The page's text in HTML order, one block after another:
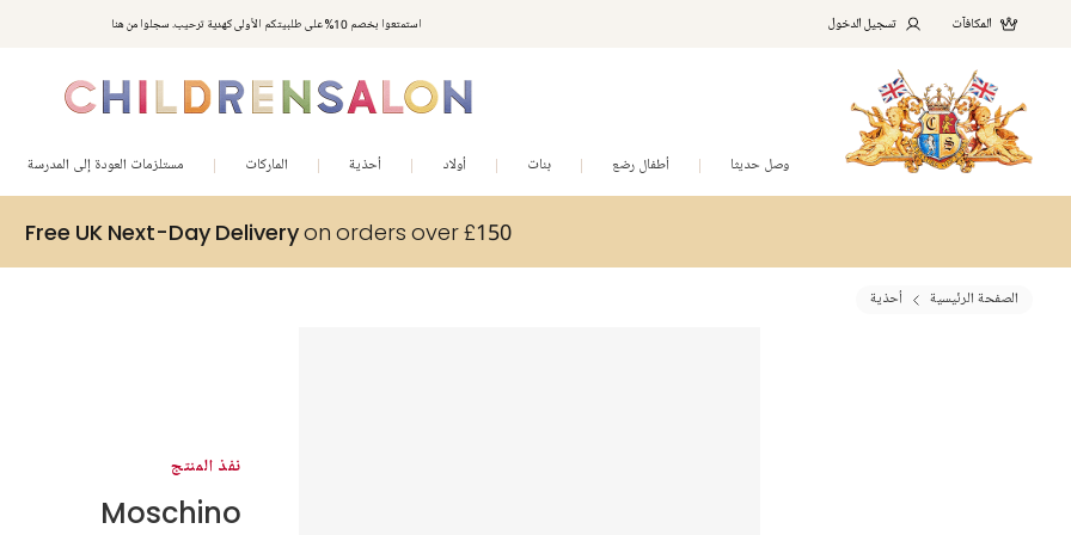
استمتعوا بخصم 10% على طلبيتكم الأولى كهدية ترحيب. سجلوا من هنا المكافآت تسجيل الدخول
وصل حديثا أطفال رضع بنات أولاد أحذية الماركات مستلزمات العودة إلى المدرسة
Free UK Next-Day Deliveryon orders over £150
الصفحة الرئيسية أحذية
نفذ المنتج
Moschino